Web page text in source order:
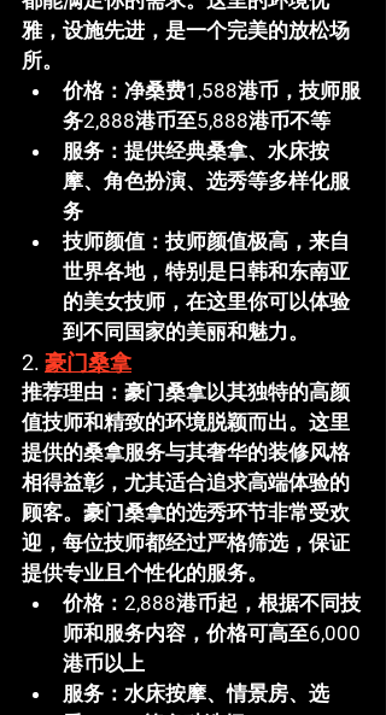
雅，设施先进，是一个完美的放松场
所。
价格：净桑费1,588港币，技师服
务2,888港币至5,888港币不等
服务 ：提供经典桑拿、水床按
摩、角色扮演、选秀等多样化服
务
技师颜值 ：技师颜值极高，来自
世界各地，特别是日韩和东南亚
的美女技师，在这里你可以体验
到不同国家的美丽和魅力。
2. 豪门桑拿
推荐理由 ： 豪门桑拿以其独特的高颜
值技师和精致的环境脱颖而出。这里
提供的桑拿服务与其奢华的装修风格
相得益彰，尤其适合追求高端体验的
顾客。 豪门桑拿的选秀环节非常受欢
迎，每位技师都经过严格筛选，保证
提供专业且个性化的服务。
价格：2,888港币起，根据不同技
师和服务内容，价格可高至6,000
港币以上
服务 ：水床按摩、情景房、选